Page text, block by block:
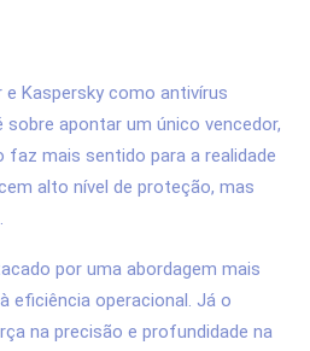
Kaspersky como antivírus
apontar um único vencedor,
faz mais sentido para a realidade
alto nível de proteção, mas
por uma abordagem mais
eficiência operacional. Já o
na precisão e profundidade na